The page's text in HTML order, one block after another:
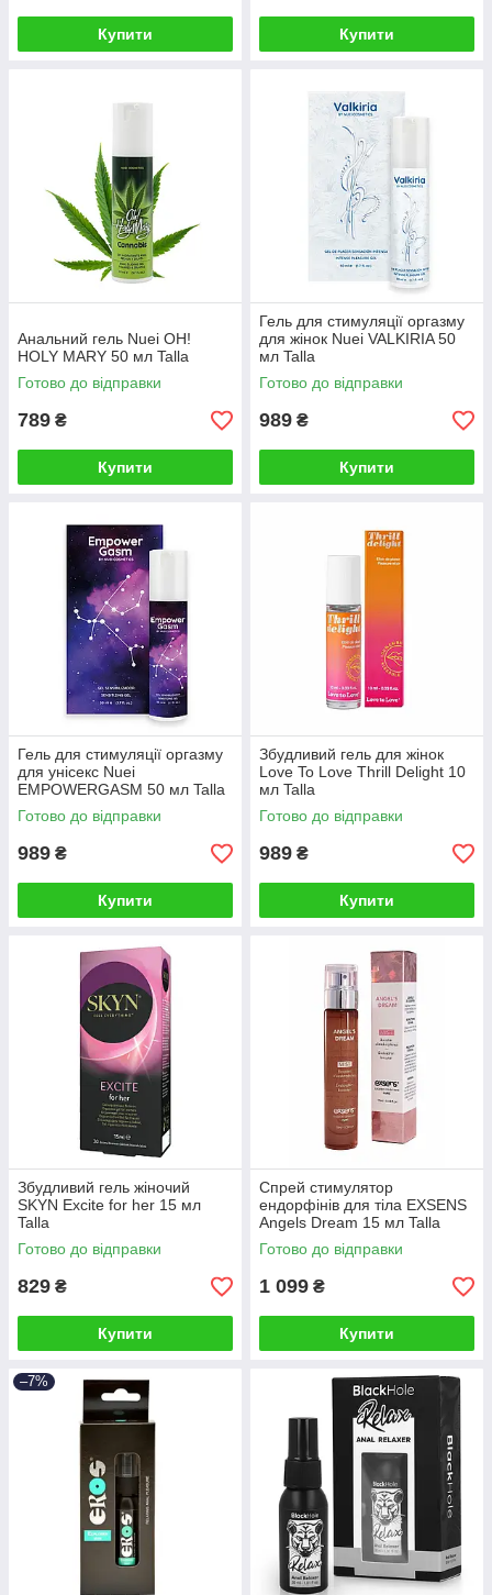
Купити Купити
Анальний гель Nuei OH!
HOLY MARY 50 мл Talla
Готово до відправки
789 ₴
Купити
Гель для стимуляції оргазму
для жінок Nuei VALKIRIA 50
мл Talla
Готово до відправки
989 ₴
Купити
Гель для стимуляції оргазму
для унісекс Nuei
EMPOWERGASM 50 мл Talla
Готово до відправки
989 ₴
Купити
Збудливий гель для жінок
Love To Love Thrill Delight 10
мл Talla
Готово до відправки
989 ₴
Купити
Збудливий гель жіночий
SKYN Excite for her 15 мл
Talla
Готово до відправки
829 ₴
Купити
Спрей стимулятор
ендорфінів для тіла EXSENS
Angels Dream 15 мл Talla
Готово до відправки
1 099 ₴
Купити
–7%